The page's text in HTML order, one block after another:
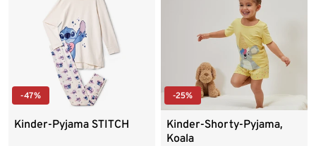
-47%
Kinder-Pyjama STITCH
-25%
Kinder-Shorty-Pyjama,
Koala